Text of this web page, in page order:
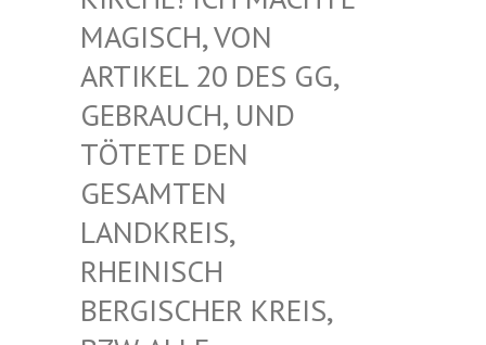
AGISCH, VON A
RTIKEL 20 DES GG, G
EBRAUCH, UND T
ÖTETE DEN G
ESAMTEN L
ANDKREIS, R
HEINISCH B
ERGISCHER KREIS, B